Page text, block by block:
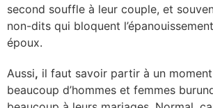
second souffle à leur couple, et
non-dits qui bloquent
époux.
Aussi, il faut savoir partir à un
beaucoup d’hommes et femmes